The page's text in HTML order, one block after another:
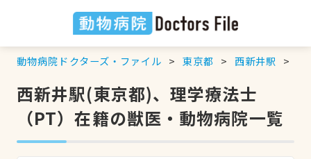
動物病院ドクターズ・ファイル 東京都 西新井駅
西新井駅(東京都)、理学療法士
（PT）在籍の獣医・動物病院一覧